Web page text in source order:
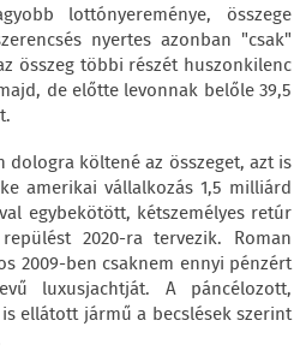
lottónyereménye, összege
nyertes azonban "csak"
összeg többi részét huszonkilenc
de előtte levonnak belőle 39,5
dologra költené az összeget, azt is
amerikai vállalkozás 1,5 milliárd
egybekötött, kétszemélyes retúr
2020-ra tervezik. Roman
2009-ben csaknem ennyi pénzért
luxusjachtját. A páncélozott,
ellátott jármű a becslések szerint